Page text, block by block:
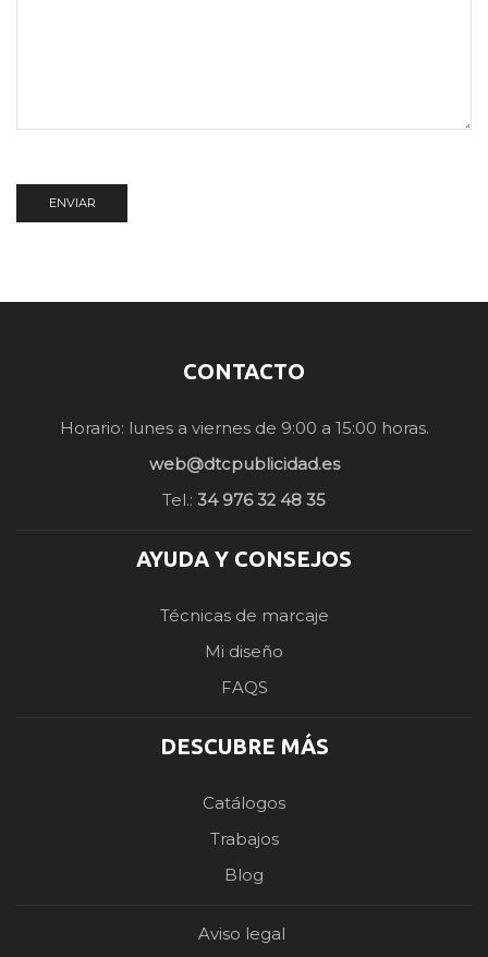
CONTACTO
Horario: lunes a viernes de 9:00 a 15:00 horas.
web@dtcpublicidad.es
Tel.: 34 976 32 48 35
AYUDA Y CONSEJOS
Técnicas de marcaje
Mi diseño
FAQS
DESCUBRE MÁS
Catálogos
Trabajos
Blog
Aviso legal